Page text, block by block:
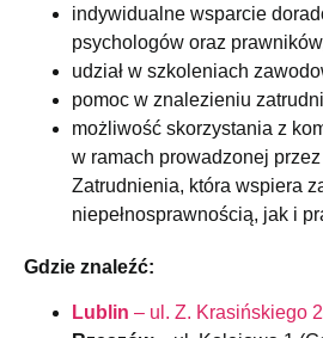
indywidualne wsparcie
psychologów oraz
udział w szkoleniach
pomoc w znalezieniu
możliwość skorzystania z
w ramach prowadzonej
Zatrudnienia, która wspiera
niepełnosprawnością, jak i
Gdzie znaleźć:
Lublin – ul. Z. Krasińskiego